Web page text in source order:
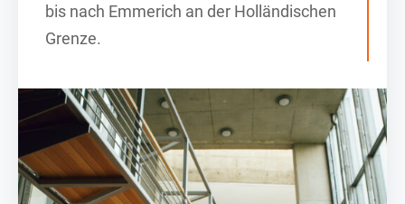
bis nach Emmerich an der Holländischen
Grenze.